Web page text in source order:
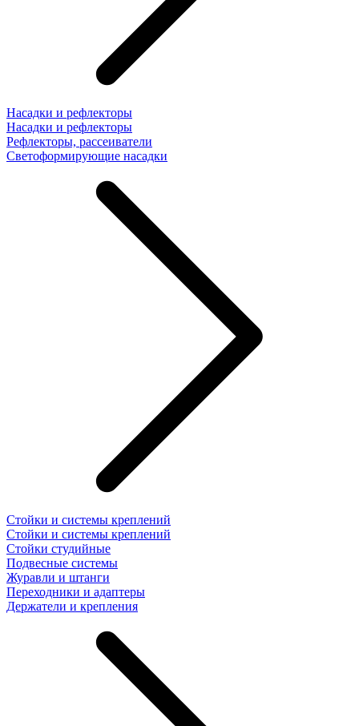
Насадки и рефлекторы
Насадки и рефлекторы
Рефлекторы, рассеиватели
Светоформирующие насадки
Стойки и системы креплений
Стойки и системы креплений
Стойки студийные
Подвесные системы
Журавли и штанги
Переходники и адаптеры
Держатели и крепления